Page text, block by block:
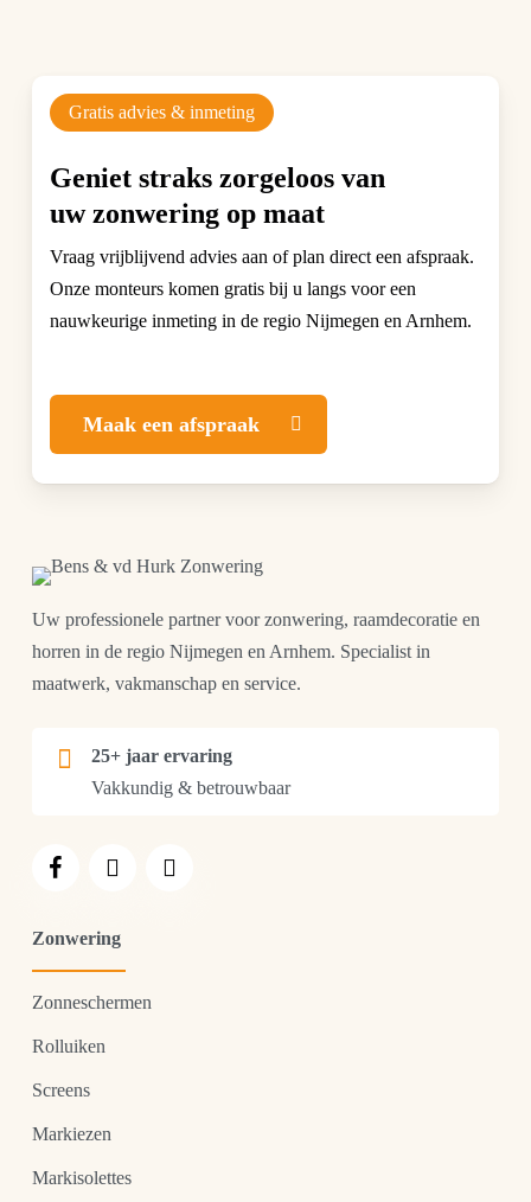
Gratis advies & inmeting
Geniet straks zorgeloos van
uw zonwering op maat
Vraag vrijblijvend advies aan of plan direct een afspraak.
Onze monteurs komen gratis bij u langs voor een
nauwkeurige inmeting in de regio Nijmegen en Arnhem.
Maak een afspraak
Uw professionele partner voor zonwering, raamdecoratie en
horren in de regio Nijmegen en Arnhem. Specialist in
maatwerk, vakmanschap en service.
25+ jaar ervaring
Vakkundig & betrouwbaar
Zonwering
Zonneschermen
Rolluiken
Screens
Markiezen
Markisolettes